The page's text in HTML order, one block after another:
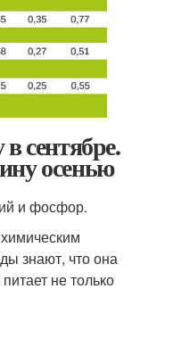
сентябре.
осенью
и фосфор.
знают, что она
не только